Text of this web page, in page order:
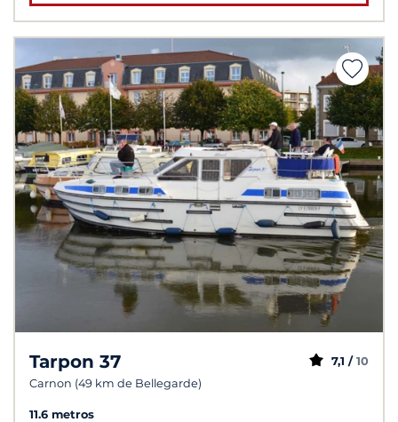
Tarpon 37
Carnon (49 km de Bellegarde)
7,1 / 10
11.6 metros